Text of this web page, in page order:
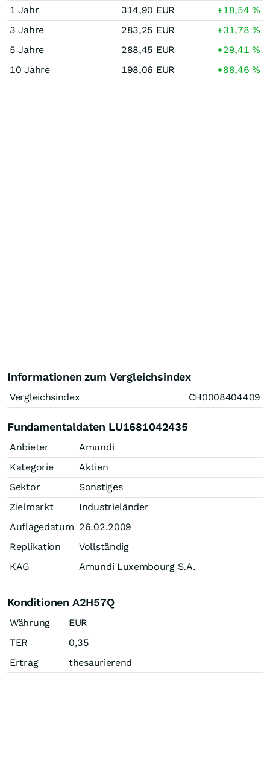
1 Jahr 314,90 EUR +18,54%
3 Jahre
283,25 EUR +31,78%
5 Jahre
288,45 EUR +29,41%
10 Jahre
198,06 EUR +88,46%
Informationen zum Vergleichsindex
Vergleichsindex CH0008404409
Fundamentaldaten LU1681042435
Anbieter
Amundi
Kategorie
Aktien
Sektor
Sonstiges
Zielmarkt
Industrieländer
Auflagedatum 26.02.2009
Replikation
Vollständig
KAG
Amundi Luxembourg S.A.
Konditionen A2H57Q
Währung
EUR
TER
0,35
Ertrag
thesaurierend